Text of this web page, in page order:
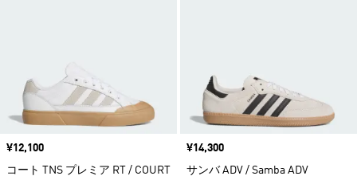
価格
¥12,100
コート TNS プレミア RT / COURT
価格
¥14,300
サンバ ADV / Samba ADV